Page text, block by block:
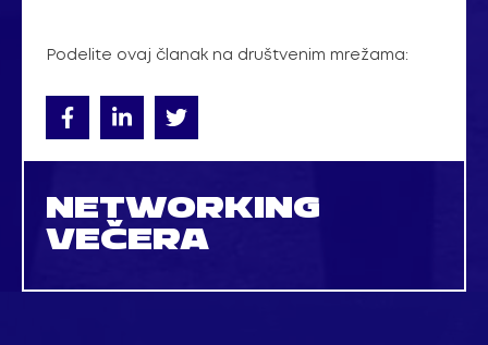
Podelite ovaj članak na društvenim mrežama:
NETWORKING
VEČERA